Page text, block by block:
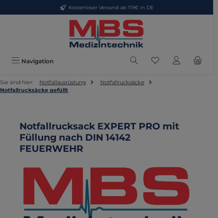
Zum Hauptinhalt springenKostenloser Versand ab 119€ in DE
Navigation Du hast 0
Sie sind hier: Notfallausrüstung
Notfallrucksäcke
Notfallrucksäcke gefüllt
Notfallrucksack EXPERT PRO mit
Füllung nach DIN 14142
FEUERWEHR